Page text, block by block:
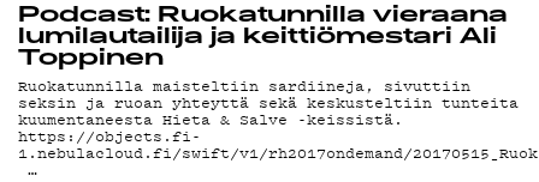
YSTÄVÄKLUBI
TIETOSUOJA
KIRJAUDU SISÄÄN
Podcast: Ruokatunnilla vieraana
lumilautailija ja keittiömestari Ali
Toppinen
Ruokatunnilla maisteltiin sardiineja, sivuttiin
seksin ja ruoan yhteyttä sekä keskusteltiin tunteita
kuumentaneesta Hieta & Salve -keissistä.
https://objects.fi-
1.nebulacloud.fi/swift/v1/rh2017ondemand/
…